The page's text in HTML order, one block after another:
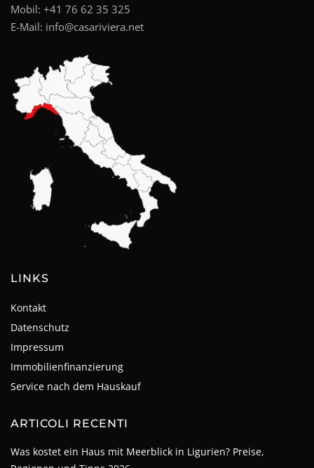
Mobil: +41 76 62 35 325
E-Mail: info@casariviera.net
LINKS
Kontakt
Datenschutz
Impressum
Immobilienfinanzierung
Service nach dem Hauskauf
ARTICOLI RECENTI
Was kostet ein Haus mit Meerblick in Ligurien? Preise,